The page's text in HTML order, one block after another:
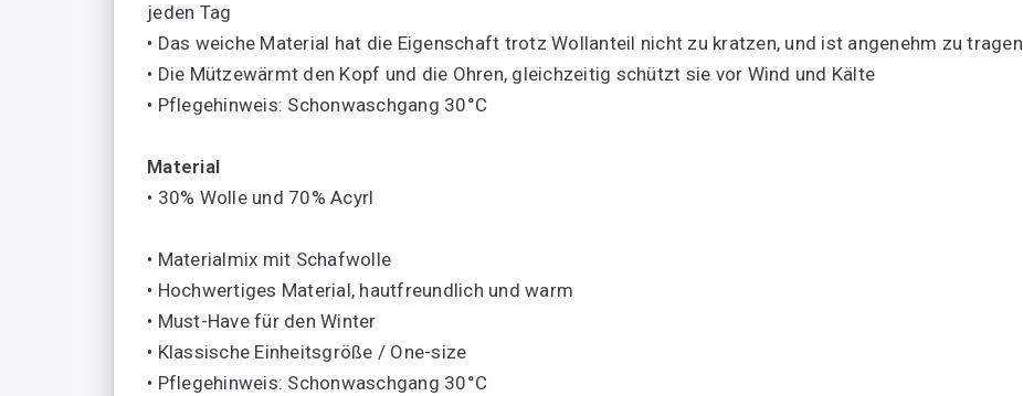
jeden Tag
• Das weiche Material hat die Eigenschaft trotz Wollanteil nicht zu kratzen, und ist angenehm zu tragen
• Die Mützewärmt den Kopf und die Ohren, gleichzeitig schützt sie vor Wind und Kälte
• Pflegehinweis: Schonwaschgang 30°C
Material
• 30% Wolle und 70% Acyrl
• Materialmix mit Schafwolle
• Hochwertiges Material, hautfreundlich und warm
• Must-Have für den Winter
• Klassische Einheitsgröße / One-size
• Pflegehinweis: Schonwaschgang 30°C